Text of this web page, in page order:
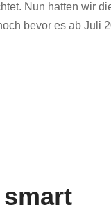
Nun hatten wir
bevor es ab Juli